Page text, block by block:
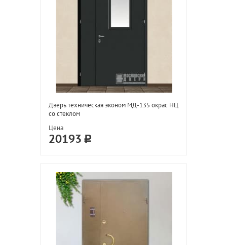
Дверь техническая эконом МД-135 окрас НЦ
со стеклом
Цена
20193